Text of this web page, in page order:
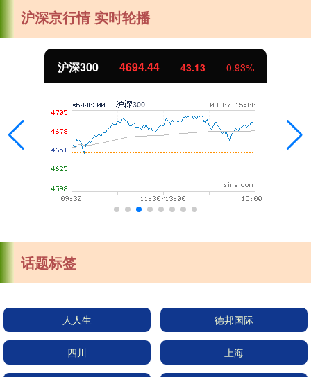
沪深京行情 实时轮播
沪深300 4694.44 43.13 0.93%
话题标签
人人生 德邦国际
四川 上海